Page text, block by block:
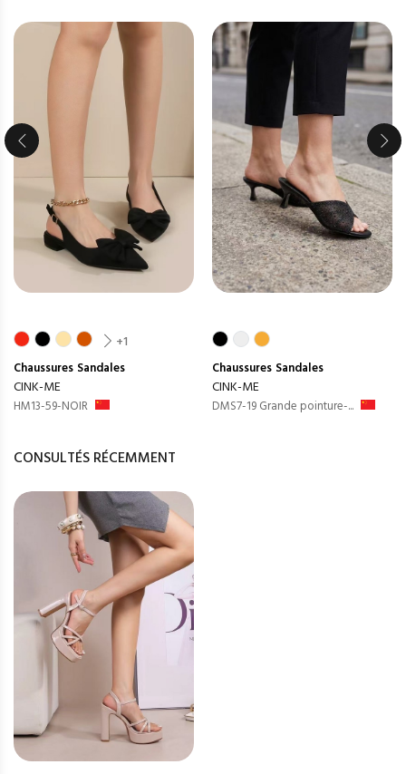
+1
Chaussures Sandales
CINK-ME
HM13-59-NOIR
Chaussures Sandales
CINK-ME
DMS7-19 Grande pointure-...
CONSULTÉS RÉCEMMENT